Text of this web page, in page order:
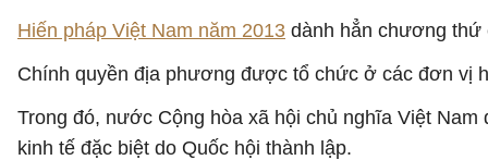
Hiến pháp Việt Nam năm 2013 dành hẳn chương thứ
Chính quyền địa phương được tổ chức ở các đơn vị
Trong đó, nước Cộng hòa xã hội chủ nghĩa Việt
kinh tế đặc biệt do Quốc hội thành lập.